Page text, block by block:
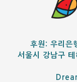
후원: 우리
서울시 강남구